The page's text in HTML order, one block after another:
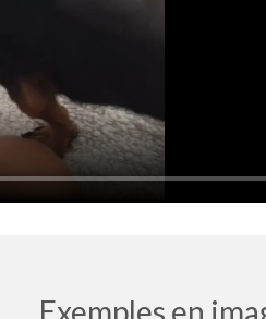
Exemples en